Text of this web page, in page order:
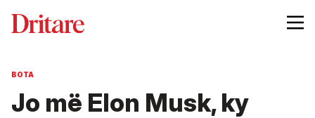
BOTA
Jo më Elon Musk, ky